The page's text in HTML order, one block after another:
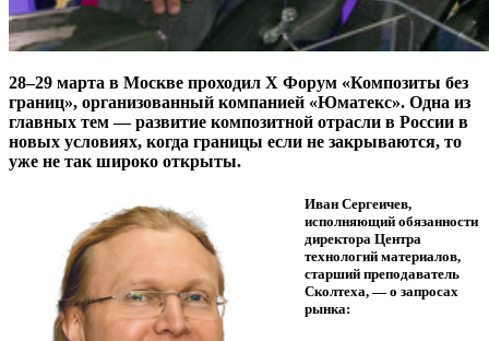
28–29 марта в Москве проходил X Форум «Композиты без
границ», организованный компанией «Юматекс». Одна из
главных тем — развитие композитной отрасли в России в
новых условиях, когда границы если не закрываются, то
уже не так широко открыты.
Иван Сергеичев,
исполняющий обязанности
директора Центра
технологий материалов,
старший преподаватель
Сколтеха, — о запросах
рынка: